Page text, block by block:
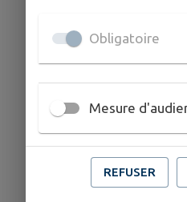
Obligatoire
Mesure
REFUSER